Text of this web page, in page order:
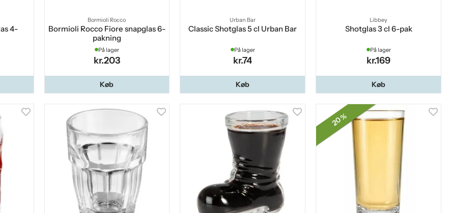
4-
Bormioli Rocco
Bormioli Rocco Fiore snapglas 6-
pakning
På lager
kr.203
Køb
Urban Bar
Classic Shotglas 5 cl Urban Bar
På lager
kr.74
Køb
Libbey
Shotglas 3 cl 6-pak
På lager
kr.169
Køb
20 %